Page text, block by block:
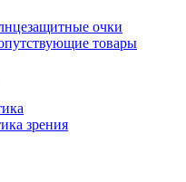
очки
товары
зрения